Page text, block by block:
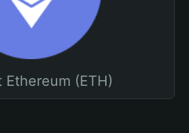
Ethereum (ETH)